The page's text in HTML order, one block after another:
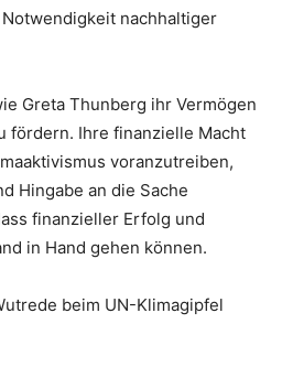
nachhaltiger
Greta Thunberg ihr Vermögen
fördern. Ihre finanzielle Macht
voranzutreiben,
Hingabe an die Sache
finanzieller Erfolg und
in Hand gehen können.